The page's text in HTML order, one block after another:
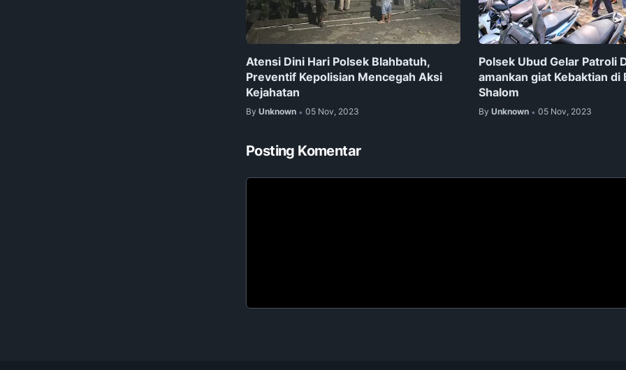
Atensi Dini Hari Polsek Blahbatuh,
Preventif Kepolisian Mencegah Aksi
Kejahatan
By Unknown • 05 Nov, 2023
Polsek Ubud Gelar Patroli
amankan giat Kebaktian di
Shalom
By Unknown • 05 Nov, 2023
Posting Komentar